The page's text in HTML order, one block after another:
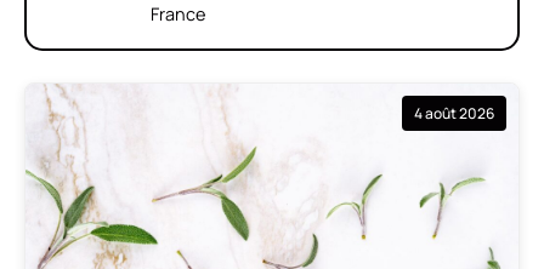
France
4 août 2026